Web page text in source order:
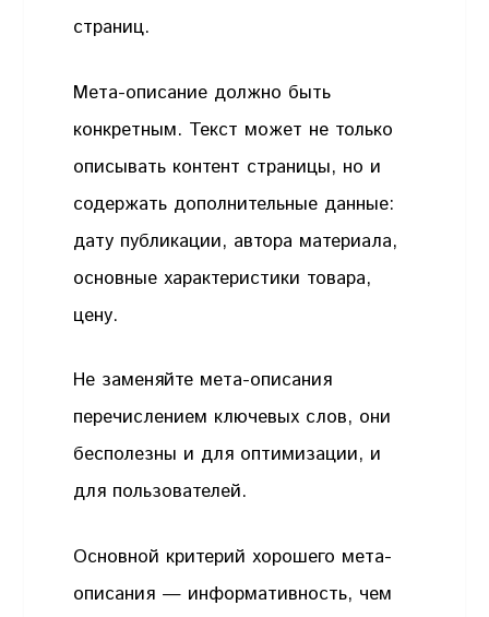
страниц.
Мета-описание должно быть
конкретным. Текст может не только
описывать контент страницы, но и
содержать дополнительные данные:
дату публикации, автора материала,
основные характеристики товара,
цену.
Не заменяйте мета-описания
перечислением ключевых слов, они
бесполезны и для оптимизации, и
для пользователей.
Основной критерий хорошего мета-
описания — информативность, чем